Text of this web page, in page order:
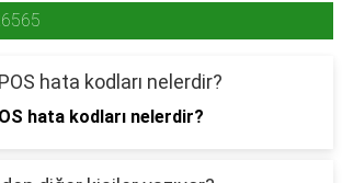
hata kodları nelerdir?